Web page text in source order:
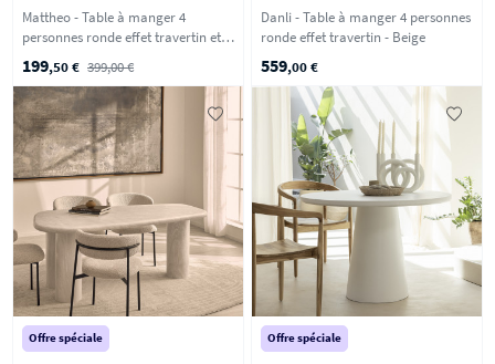
Mattheo - Table à manger 4
personnes ronde effet travertin et
199,50 € 399,00 €
Danli - Table à manger 4 personnes
ronde effet travertin - Beige
559,00 €
Offre spéciale Offre spéciale